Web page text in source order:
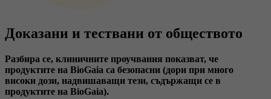
Доказани и тествани от обществото
Разбира се, клиничните проучвания показват, че
продуктите на BioGaia са безопасни (дори при много
високи дози, надвишаващи тези, съдържащи се в
продуктите на BioGaia).